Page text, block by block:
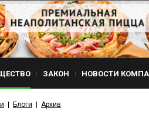
ЗАКОН НОВОСТИ
Блоги Архив